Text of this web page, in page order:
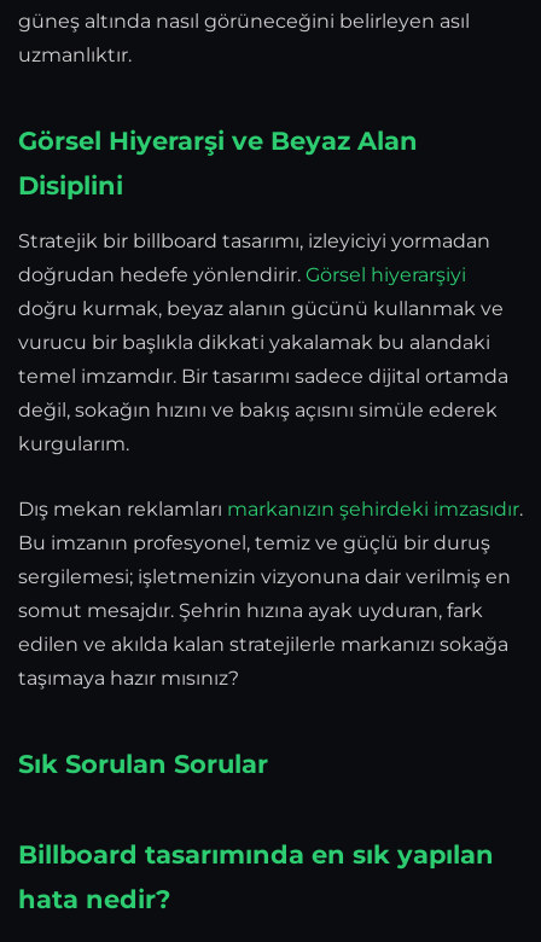
güneş altında nasıl görüneceğini belirleyen asıl
uzmanlıktır.
Görsel Hiyerarşi ve Beyaz Alan
Disiplini
Stratejik bir billboard tasarımı, izleyiciyi yormadan
doğrudan hedefe yönlendirir. Görsel hiyerarşiyi
doğru kurmak, beyaz alanın gücünü kullanmak ve
vurucu bir başlıkla dikkati yakalamak bu alandaki
temel imzamdır. Bir tasarımı sadece dijital ortamda
değil, sokağın hızını ve bakış açısını simüle ederek
kurgularım.
Dış mekan reklamları markanızın şehirdeki imzasıdır.
Bu imzanın profesyonel, temiz ve güçlü bir duruş
sergilemesi; işletmenizin vizyonuna dair verilmiş en
somut mesajdır. Şehrin hızına ayak uyduran, fark
edilen ve akılda kalan stratejilerle markanızı sokağa
taşımaya hazır mısınız?
Sık Sorulan Sorular
Billboard tasarımında en sık yapılan
hata nedir?